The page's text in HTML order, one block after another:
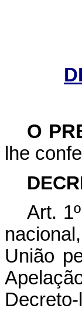
O
lhe
Art.
União
Decreto-